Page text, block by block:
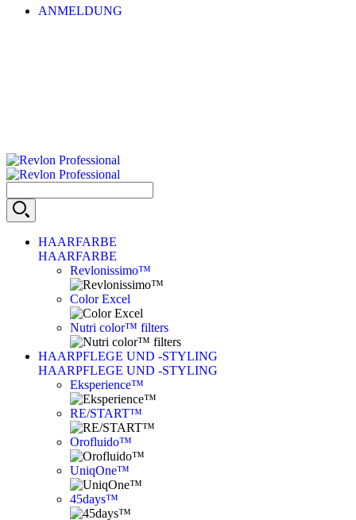
ANMELDUNG
HAARFARBE
HAARFARBE
Revlonissimo™
Color Excel
Nutri color™ filters
HAARPFLEGE UND -STYLING
HAARPFLEGE UND -STYLING
Eksperience™
RE/START™
Orofluido™
UniqOne™
45days™